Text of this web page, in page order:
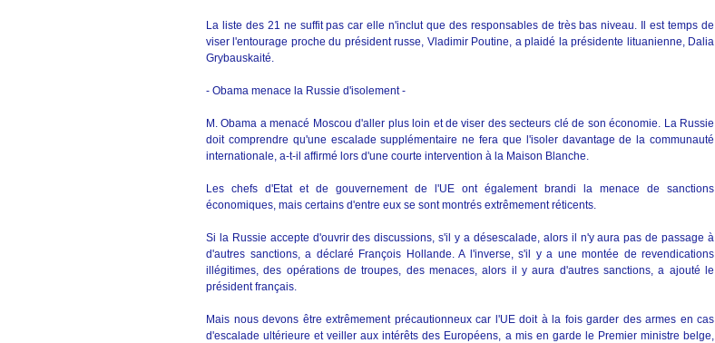
La liste des 21 ne suffit pas car elle n'inclut que des responsables de très bas niveau. Il est temps de
viser l'entourage proche du président russe, Vladimir Poutine, a plaidé la présidente lituanienne, Dalia
Grybauskaité.
- Obama menace la Russie d'isolement -
M. Obama a menacé Moscou d'aller plus loin et de viser des secteurs clé de son économie. La Russie
doit comprendre qu'une escalade supplémentaire ne fera que l'isoler davantage de la communauté
internationale, a-t-il affirmé lors d'une courte intervention à la Maison Blanche.
Les chefs d'Etat et de gouvernement de l'UE ont également brandi la menace de sanctions
économiques, mais certains d'entre eux se sont montrés extrêmement réticents.
Si la Russie accepte d'ouvrir des discussions, s'il y a désescalade, alors il n'y aura pas de passage à
d'autres sanctions, a déclaré François Hollande. A l'inverse, s'il y a une montée de revendications
illégitimes, des opérations de troupes, des menaces, alors il y aura d'autres sanctions, a ajouté le
président français.
Mais nous devons être extrêmement précautionneux car l'UE doit à la fois garder des armes en cas
d'escalade ultérieure et veiller aux intérêts des Européens, a mis en garde le Premier ministre belge,